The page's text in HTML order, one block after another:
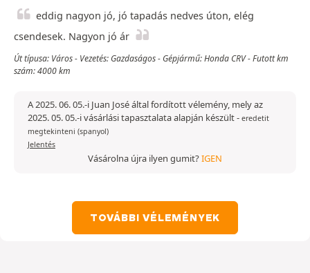
eddig nagyon jó, jó tapadás nedves úton, elég
csendesek. Nagyon jó ár
Út típusa: Város - Vezetés: Gazdaságos - Gépjármű: Honda CRV - Futott km
szám: 4000 km
A 2025. 06. 05.-i Juan José által fordított vélemény, mely az
2025. 05. 05.-i vásárlási tapasztalata alapján készült- eredetit
megtekinteni (spanyol)
Jelentés
Vásárolna újra ilyen gumit?IGEN
TOVÁBBI VÉLEMÉNYEK